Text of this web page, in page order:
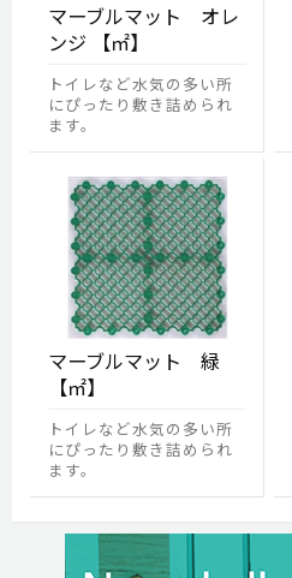
マーブルマット オレ
ンジ 【㎡】
トイレなど水気の多い所
にぴったり敷き詰められ
ます。
マーブルマット 緑
【㎡】
トイレなど水気の多い所
にぴったり敷き詰められ
ます。